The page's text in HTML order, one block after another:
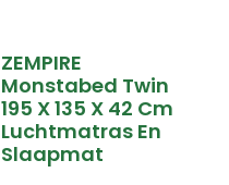
ZEMPIRE
Monstabed Twin
195 X 135 X 42 Cm
Luchtmatras En
Slaapmat